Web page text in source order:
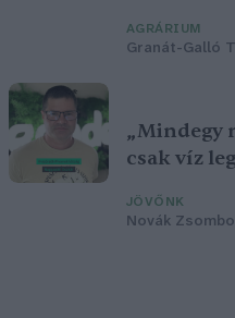
AGRÁRIUM
Granát-Galló
„Mindegy
csak víz
JÖVŐNK
Novák